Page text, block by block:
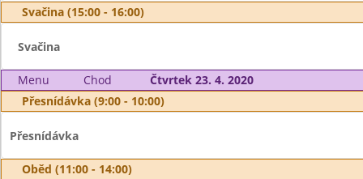
Svačina (15:00 - 16:00)
Svačina
Menu Chod
Čtvrtek 23. 4. 2020
Přesnídávka (9:00 - 10:00)
Přesnídávka
Oběd (11:00 - 14:00)